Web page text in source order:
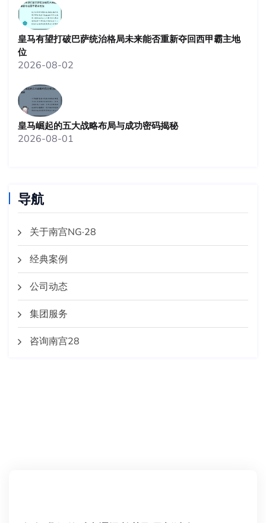
皇马有望打破巴萨统治格局未来能否重新夺回西甲霸主地
位
2026-08-02
皇马崛起的五大战略布局与成功密码揭秘
2026-08-01
导航
关于南宫NG·28
经典案例
公司动态
集团服务
咨询南宫28